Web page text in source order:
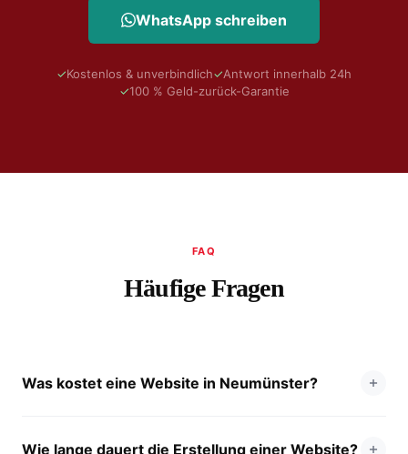
WhatsApp schreiben
✓Kostenlos & unverbindlich✓Antwort innerhalb 24h
✓100 % Geld-zurück-Garantie
FAQ
Häufige Fragen
Was kostet eine Website in Neumünster?
Wie lange dauert die Erstellung einer Website?